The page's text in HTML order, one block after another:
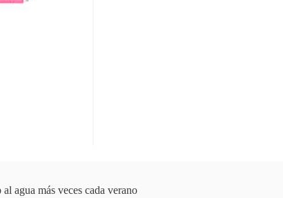
agua más veces cada verano